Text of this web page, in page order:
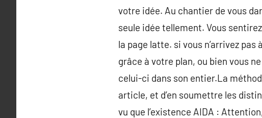
votre idée. Au chantier de vous
seule idée tellement. Vous
la page latte. si vous n’arrivez
grâce à votre plan, ou bien vous
celui-ci dans son entier.La
article, et d’en soumettre les
vu que l’existence AIDA :